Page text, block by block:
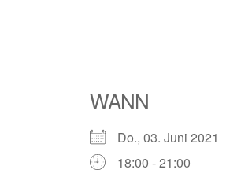
WANN
Do., 03. Juni 2021
18:00 - 21:00